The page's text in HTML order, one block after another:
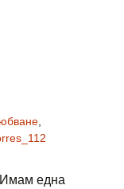
Имам една